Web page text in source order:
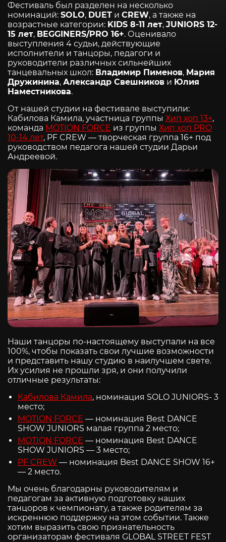
Фестиваль был разделен на несколько
номинаций: SOLO, DUET и CREW, а также на
возрастные категории: KIDS 8-11 лет, JUNIORS 12-
15 лет, BEGGINERS/PRO 16+. Оценивало
выступления 4 судьи, действующие
исполнители и танцоры, педагоги и
руководители различных сильнейших
танцевальных школ: Владимир Пименов, Мария
Дружинина, Александр Свешников и Юлия
Наместникова.
От нашей студии на фестивале выступили:
Кабилова Камила, участница группы Хип хоп 13+,
команда MOTION FORCE из группы Хип хоп PRO
10-14 лет, PF CREW — творческая группа 16+ под
руководством педагога нашей студии Дарьи
Андреевой.
Наши танцоры по-настоящему выступали на все
100%, чтобы показать свои лучшие возможности
и представить нашу студию в наилучшем свете.
Их усилия не прошли зря, и они получили
отличные результаты:
Кабилова Камила, номинация SOLO JUNIORS- 3
место;
MOTION FORCE — номинация Best DANCE
SHOW JUNIORS малая группа 2 место;
MOTION FORCE — номинация Best DANCE
SHOW JUNIORS — 3 место;
PF CREW — номинация Best DANCE SHOW 16+
— 2 место.
Мы очень благодарны руководителям и
педагогам за активную подготовку наших
танцоров к чемпионату, а также родителям за
искреннюю поддержку на этом событии. Также
хотим выразить свою признательность
организаторам фестиваля GLOBAL STREET FEST